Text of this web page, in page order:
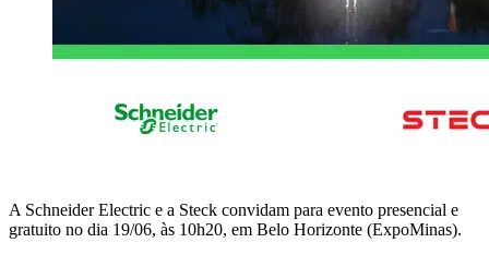
A Schneider Electric e a Steck convidam para evento presencial e
gratuito no dia 19/06, às 10h20, em Belo Horizonte (ExpoMinas).